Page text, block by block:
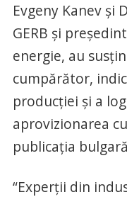
Evgeny Kanev și
GERB și
energie, au
cumpărător,
producției și a
aprovizionarea
publicația
“Experții din